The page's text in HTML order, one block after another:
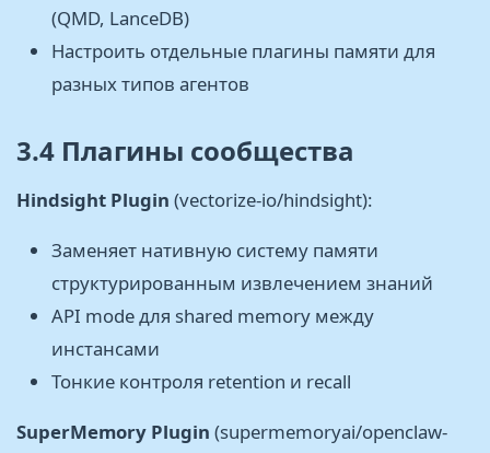
(QMD, LanceDB)
Настроить отдельные плагины памяти для
разных типов агентов
3.4 Плагины сообщества
Hindsight Plugin (vectorize-io/hindsight):
Заменяет нативную систему памяти
структурированным извлечением знаний
API mode для shared memory между
инстансами
Тонкие контроля retention и recall
SuperMemory Plugin (supermemoryai/openclaw-